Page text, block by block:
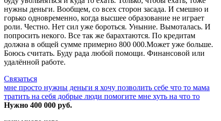
нужны деньги. Вообщем, со всех сторон засада. И смешно и
горько одновременно, когда высшее образование не играет
роли. Честно. Нет сил уже бороться. Уныние. Вымоталась. И
попросить некого. Все так же барахтаются. По кредитам
должна в общей сумме примерно 800 000.Может уже больше.
Боюсь считать. Буду рада любой помощи. Финансовой или
удалённой работе.
Связаться
мне просто нужны деньги я хочу позволить себе что то мама
тратить на себя добрые люди помогите мне хуть на что то
Нужно 400 000 руб.